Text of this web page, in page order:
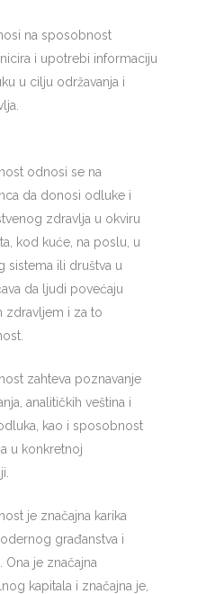
na sposobnost
i upotrebi informaciju
u cilju održavanja i
odnosi se na
da donosi odluke i
zdravlja u okviru
kod kuće, na poslu, u
sistema ili društva u
da ljudi povećaju
zdravljem i za to
zahteva poznavanje
analitičkih veština i
kao i sposobnost
u konkretnoj
je značajna karika
građanstva i
Ona je značajna
kapitala i značajna je,